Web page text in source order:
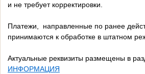
и не требует корректировки.
Платежи, направленные по ранее
принимаются к обработке в штатном
Актуальные реквизиты размещены в
ИНФОРМАЦИЯ